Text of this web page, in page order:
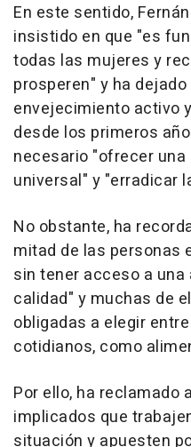
En este sentido,
insistido en que "es
todas las mujeres y
prosperen" y ha
envejecimiento activo
desde los primeros
necesario "ofrecer
universal" y "erradicar
No obstante, ha
mitad de las personas
sin tener acceso a
calidad" y muchas de
obligadas a elegir
cotidianos, como
Por ello, ha reclamado
implicados que
situación y apuesten